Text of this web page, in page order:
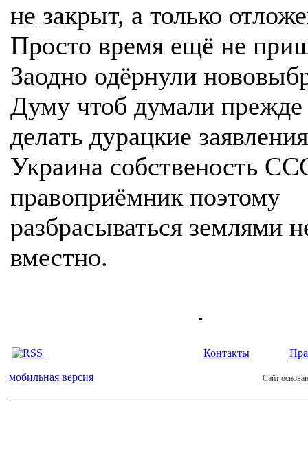
не закрыт, а только
Просто время ещё не
Заодно одёрнули
Думу чтоб думали
делать дурацкие
Украина собственость
правоприёмник поэтому
разбрасываться землями
вместно.
.
Контакты
мобильная версия Сайт